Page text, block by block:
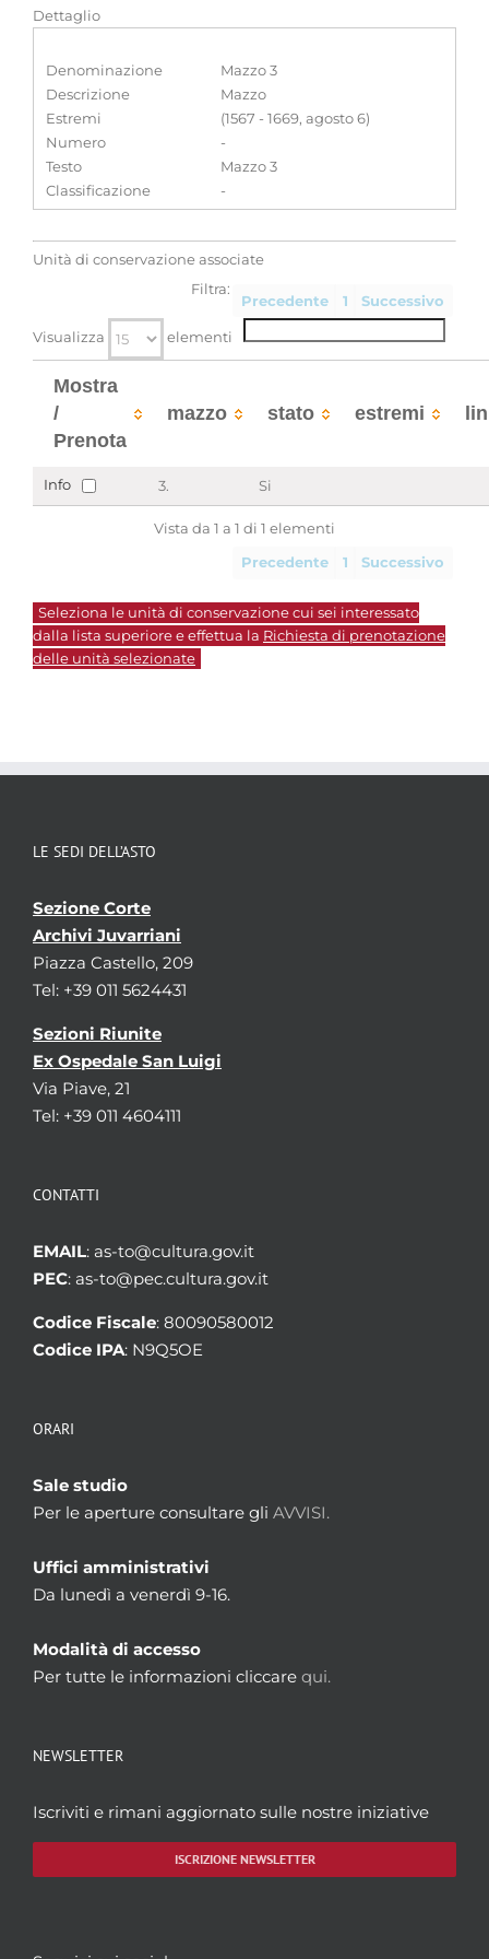
Dettaglio
Denominazione
Mazzo 3
Descrizione
Mazzo
Estremi
(1567 - 1669, agosto 6)
Numero
-
Testo
Mazzo 3
Classificazione
-
Unità di conservazione associate
Precedente 1 Successivo
Visualizza elementi
Filtra:
Mostra
/
Prenota
mazzo stato estremi
Info 3. Si
Vista da 1 a 1 di 1 elementi
Precedente 1 Successivo
Seleziona le unità di conservazione cui sei interessato
dalla lista superiore e effettua la Richiesta di prenotazione
delle unità selezionate
LE SEDI DELL’ASTO
Sezione Corte
Archivi Juvarriani
Piazza Castello, 209
Tel: +39 011 5624431
Sezioni Riunite
Ex Ospedale San Luigi
Via Piave, 21
Tel: +39 011 4604111
CONTATTI
EMAIL: as-to@cultura.gov.it
PEC: as-to@pec.cultura.gov.it
Codice Fiscale: 80090580012
Codice IPA: N9Q5OE
ORARI
Sale studio
Per le aperture consultare gli AVVISI.
Uffici amministrativi
Da lunedì a venerdì 9-16.
Modalità di accesso
Per tutte le informazioni cliccare qui.
NEWSLETTER
Iscriviti e rimani aggiornato sulle nostre iniziative
ISCRIZIONE NEWSLETTER